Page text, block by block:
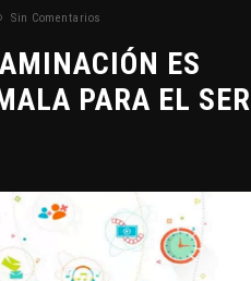
Sin Comentarios
ES
PARA EL SER